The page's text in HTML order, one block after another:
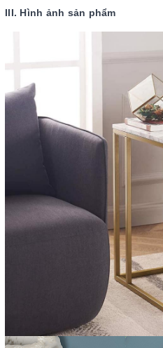
III. Hình ảnh sản phẩm